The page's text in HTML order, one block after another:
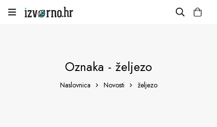
Oznaka - željezo
Naslovnica Novosti željezo